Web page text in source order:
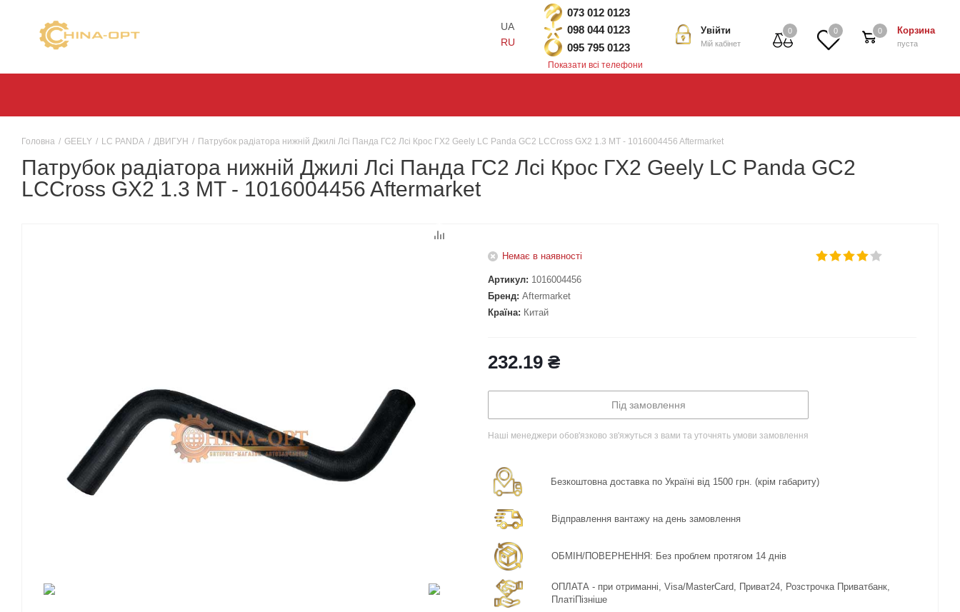
UA
RU
0 0 Корзина
пуста
0
Увійти
Мій кабінет
073 012 0123
098 044 0123
095 795 0123
Показати всі телефони
Головна / GEELY / LC PANDA / ДВИГУН / Патрубок радіатора нижній Джилі Лсі Панда ГС2 Лсі Крос ГХ2 Geely LC Panda GC2 LCCross GX2 1.3 MT - 1016004456 Aftermarket
Патрубок радіатора нижній Джилі Лсі Панда ГС2 Лсі Крос ГХ2 Geely LC Panda GC2
LCCross GX2 1.3 MT - 1016004456 Aftermarket
Немає в наявності
Артикул: 1016004456
Бренд: Aftermarket
Країна: Китай
232.19 ₴
Під замовлення
Наші менеджери обов'язково зв'яжуться з вами та уточнять умови замовлення
Безкоштовна доставка по Україні від 1500 грн. (крім габариту)
Відправлення вантажу на день замовлення
ОБМІН/ПОВЕРНЕННЯ: Без проблем протягом 14 днів
ОПЛАТА - при отриманні, Visa/MasterCard, Приват24, Розстрочка Приватбанк,
ПлатіПізніше